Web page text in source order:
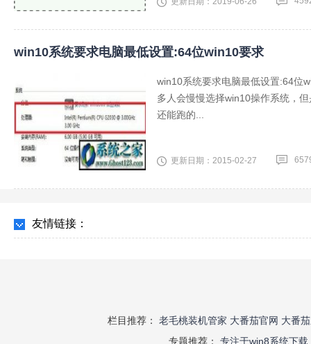
win10系统要求电脑最低设置:64位win10要求
win10系统要求电脑最低设置:64位
多人会慢慢选择win10操作系统，
还能跑的...
更新日期：2015-02-27
友情链接：
栏目推荐： 老毛桃装机管家 大番茄官网 大番
专题推荐： 专注于win8系统下载